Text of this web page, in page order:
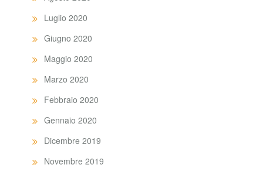
Luglio 2020
Giugno 2020
Maggio 2020
Marzo 2020
Febbraio 2020
Gennaio 2020
Dicembre 2019
Novembre 2019